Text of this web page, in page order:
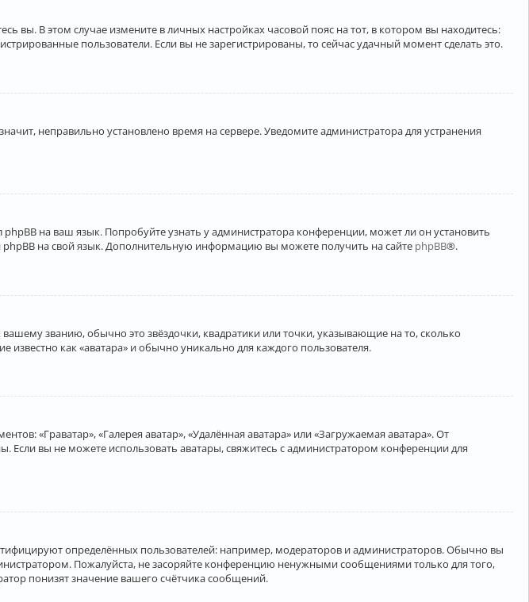
вы. В этом случае измените в личных настройках часовой пояс на тот, в котором вы находитесь:
пользователи. Если вы не зарегистрированы, то сейчас удачный момент сделать это.
неправильно установлено время на сервере. Уведомите администратора для устранения
на ваш язык. Попробуйте узнать у администратора конференции, может ли он установить
phpBB на свой язык. Дополнительную информацию вы можете получить на сайте phpBB®.
званию, обычно это звёздочки, квадратики или точки, указывающие на то, сколько
как «аватара» и обычно уникально для каждого пользователя.
«Граватар», «Галерея аватар», «Удалённая аватара» или «Загружаемая аватара». От
Если вы не можете использовать аватары, свяжитесь с администратором конференции для
определённых пользователей: например, модераторов и администраторов. Обычно вы
Пожалуйста, не засоряйте конференцию ненужными сообщениями только для того,
понизят значение вашего счётчика сообщений.